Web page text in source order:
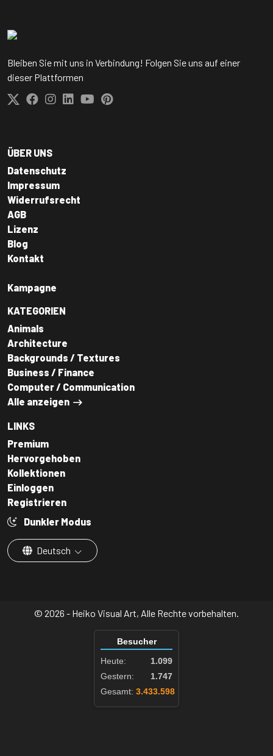
Bleiben Sie mit uns in Verbindung! Folgen Sie uns auf einer
dieser Plattformen
ÜBER UNS
Datenschutz
Impressum
Widerrufsrecht
AGB
Lizenz
Blog
Kontakt
Kampagne
KATEGORIEN
Animals
Architecture
Backgrounds / Textures
Business / Finance
Computer / Communication
Alle anzeigen
LINKS
Premium
Hervorgehoben
Kollektionen
Einloggen
Registrieren
Dunkler Modus
Deutsch
© 2026 - Heiko Visual Art, Alle Rechte vorbehalten.
Besucher
Heute:
1.099
Gestern:
1.747
Gesamt: 3.433.598